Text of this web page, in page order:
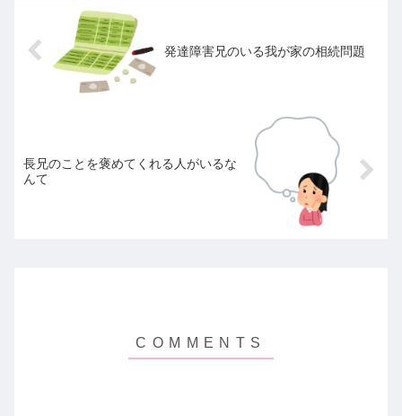
発達障害兄のいる我が家の相続問題
長兄のことを褒めてくれる人がいるな
んて